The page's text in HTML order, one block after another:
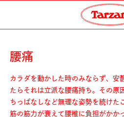
腰痛
カラダを動かした時のみならず、安
たらそれは立派な腰痛持ち。その原
ちっぱなしなど無理な姿勢を続けた
筋の筋力が衰えて腰椎に負担がかか